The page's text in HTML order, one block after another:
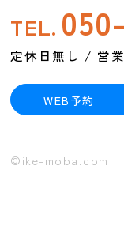
TEL.
定休日無し / 営
WEB予約
©ike-moba.com